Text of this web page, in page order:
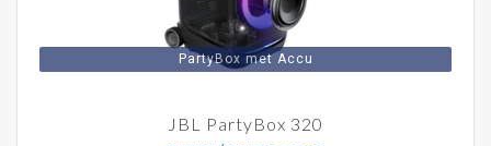
PartyBox met Accu
JBL PartyBox 320